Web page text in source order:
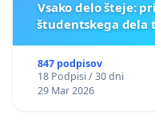
Vsako delo šteje:
študentskega dela
847 podpisov
18 Podpisi / 30 dni
29 Mar 2026